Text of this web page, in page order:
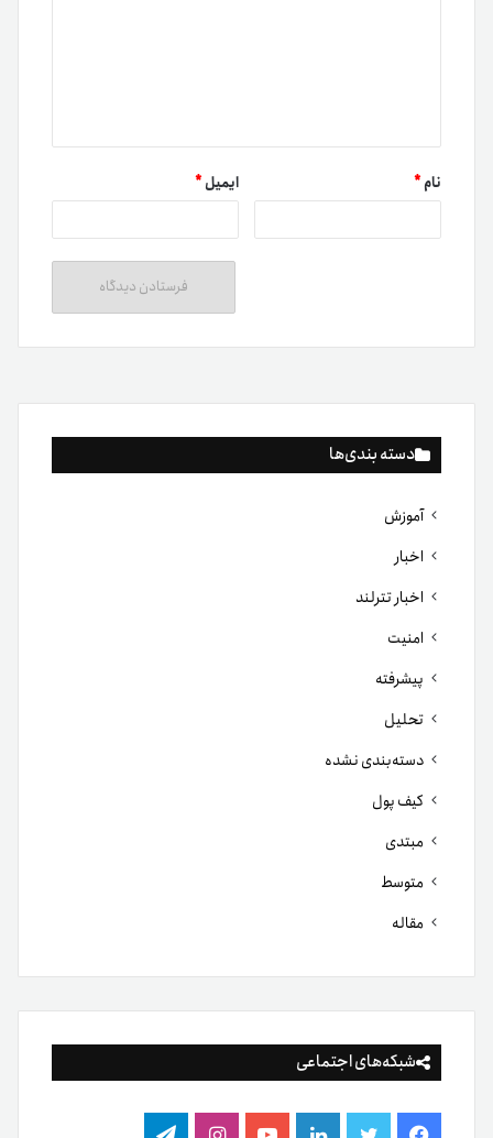
دسته بندی‌ها
آموزش
اخبار
اخبار تترلند
امنیت
پیشرفته
تحلیل
دسته‌بندی نشده
کیف پول
مبتدی
متوسط
مقاله
شبکه‌های اجتماعی
نام* ایمیل*